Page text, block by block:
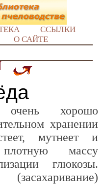
ССЫЛКИ
О САЙТЕ
хорошо
хранении
мутнеет и
массу
глюкозы.